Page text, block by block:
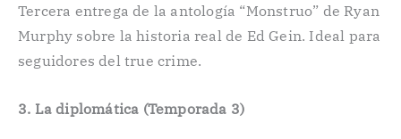
Tercera entrega de la antología “Monstruo” de Ryan
Murphy sobre la historia real de Ed Gein. Ideal para
seguidores del true crime.
3. La diplomática (Temporada 3)